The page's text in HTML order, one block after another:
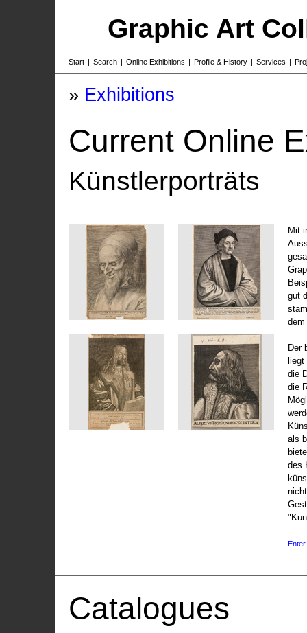
Graphic Art
Start | Search | Online Exhibitions | Profile & History | Services |
» Exhibitions
Current Online
Künstlerporträts
Mit
gut
dem
Der
die
die
als
des
Enter
Catalogues